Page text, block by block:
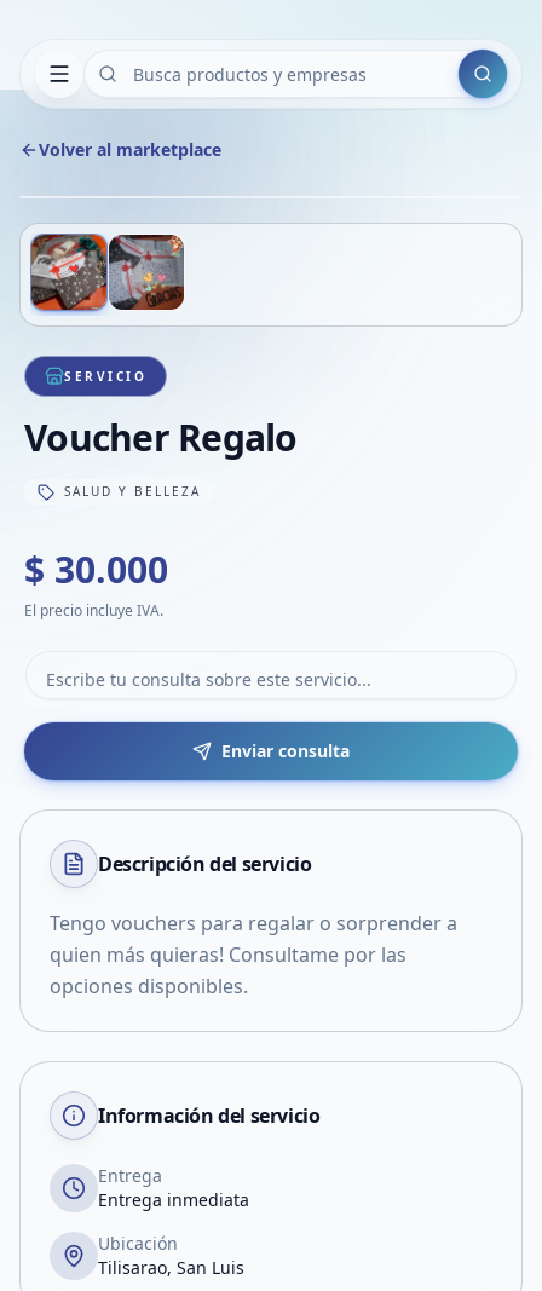
Buscar
Volver al marketplace
1/2
SERVICIO
Voucher Regalo
SALUD Y BELLEZA
$ 30.000
El precio incluye IVA.
Enviar consulta
Descripción del servicio
Tengo vouchers para regalar o sorprender a
quien más quieras! Consultame por las
opciones disponibles.
Información del servicio
Entrega
Entrega inmediata
Ubicación
Tilisarao, San Luis